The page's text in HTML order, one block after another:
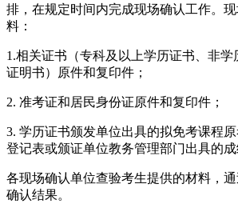
排，在规定时间内完成现场确认工作。
料：
1.相关证书（专科及以上学历证书、非
证明书）原件和复印件；
2. 准考证和居民身份证原件和复印件；
3. 学历证书颁发单位出具的拟免考课程
登记表或颁证单位教务管理部门出具的成
各现场确认单位查验考生提供的材料，
确认结果。